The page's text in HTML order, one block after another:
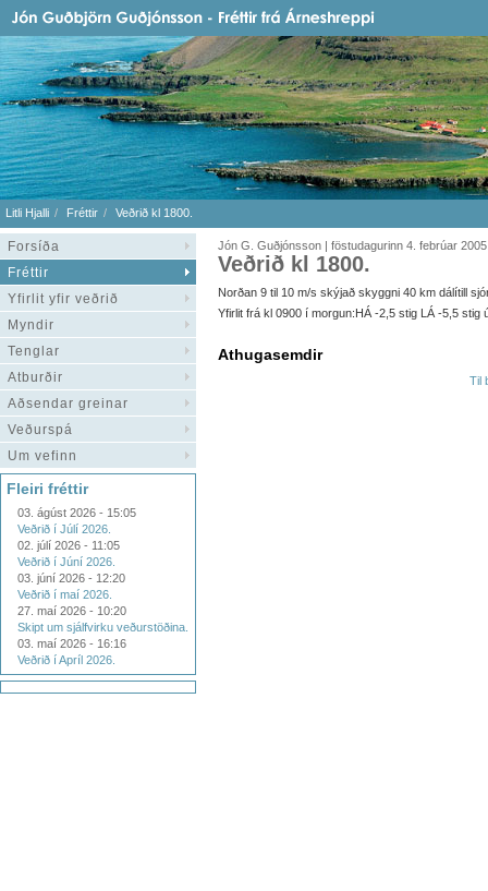
Litli Hjalli Fréttir Veðrið kl 1800.
Forsíða
Fréttir
Yfirlit yfir veðrið
Myndir
Tenglar
Atburðir
Aðsendar greinar
Veðurspá
Um vefinn
Fleiri fréttir
03. ágúst 2026 - 15:05
Veðrið í Júlí 2026.
02. júlí 2026 - 11:05
Veðrið í Júní 2026.
03. júní 2026 - 12:20
Veðrið í maí 2026.
27. maí 2026 - 10:20
Skipt um sjálfvirku veðurstöðina.
03. maí 2026 - 16:16
Veðrið í Apríl 2026.
Jón G. Guðjónsson | föstudagurinn 4. febrúar 2005
Veðrið kl 1800.
Norðan 9 til 10 m/s skýjað skyggni 40 km dálítill
Yfirlit frá kl 0900 í morgun:HÁ -2,5 stig LÁ -5,5 stig
Athugasemdir
Til